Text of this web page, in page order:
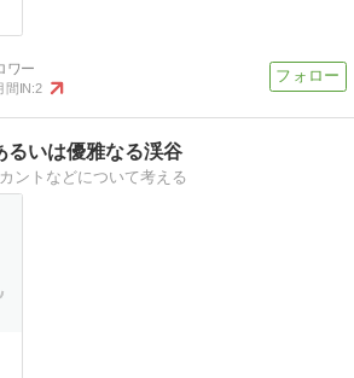
間IN:2
るいは優雅なる渓谷
ントなどについて考える